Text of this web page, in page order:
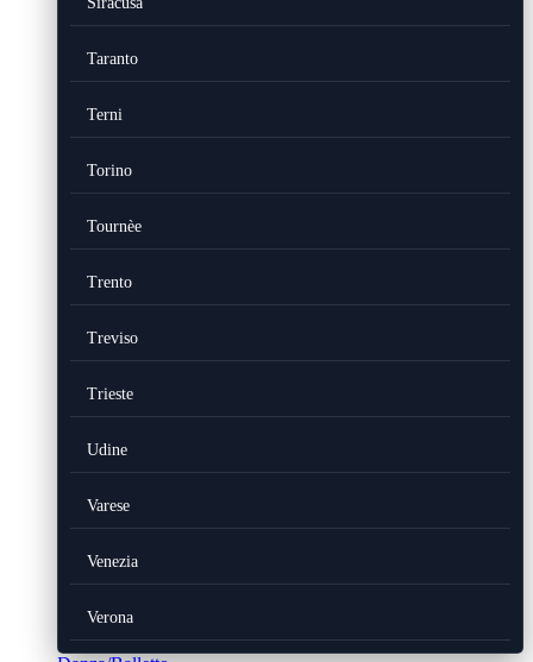
Taranto
Terni
Torino
Tournèe
Trento
Treviso
Trieste
Udine
Varese
Venezia
Verona